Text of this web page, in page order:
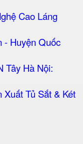
Cao Láng
- Huyện Quốc
Tây Hà Nội:
Tủ Sắt & Két